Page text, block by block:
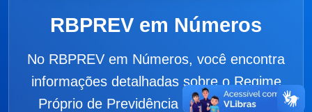
RBPREV em Números
No RBPREV em Números, você encontra
informações detalhadas sobre o Regime
Próprio de Previdência de Rio Branco.